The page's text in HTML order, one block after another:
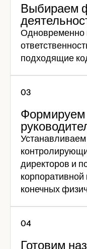
Выбираем
Одновременно
подходящие
Формируем
Устанавливаем
директоров и
конечных
Готовим